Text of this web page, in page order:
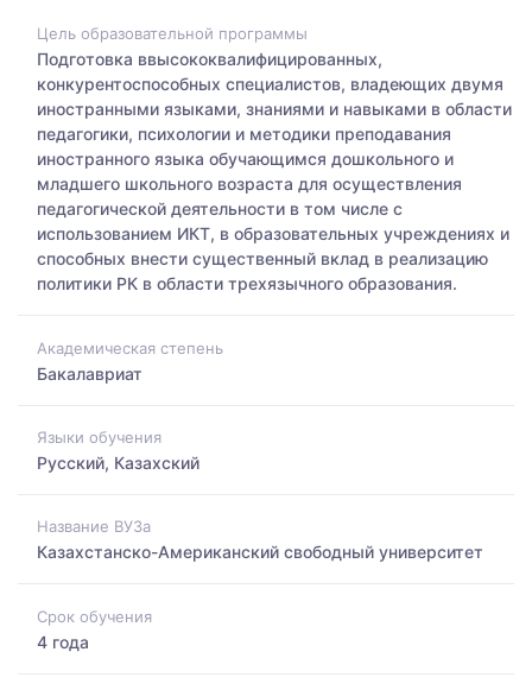
Цель образовательной программы
Подготовка ввысококвалифицированных,
конкурентоспособных специалистов, владеющих двумя
иностранными языками, знаниями и навыками в области
педагогики, психологии и методики преподавания
иностранного языка обучающимся дошкольного и
младшего школьного возраста для осуществления
педагогической деятельности в том числе с
использованием ИКТ, в образовательных учреждениях и
способных внести существенный вклад в реализацию
политики РК в области трехязычного образования.
Академическая степень
Бакалавриат
Языки обучения
Русский, Казахский
Название ВУЗа
Казахстанско-Американский свободный университет
Срок обучения
4 года